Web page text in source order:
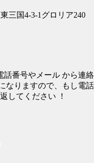
三国4-3-1グロリア240
話番号やメール から連絡
なりますので、もし電話
してください ！